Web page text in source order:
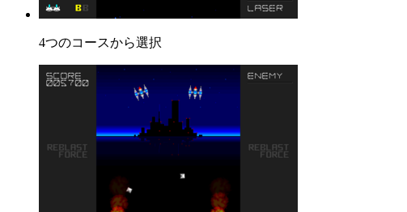
4つのコースから選択